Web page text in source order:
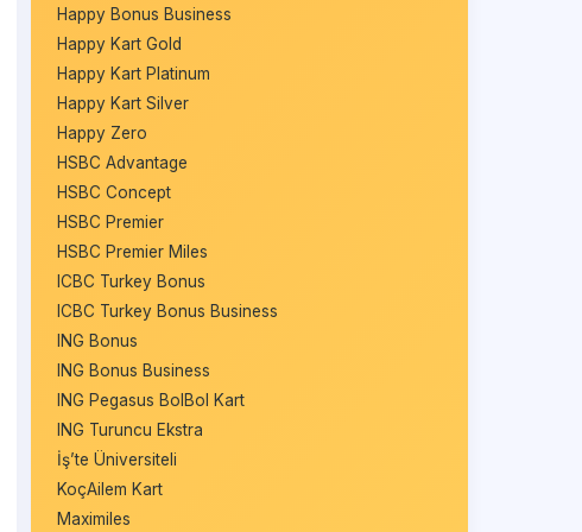
Happy Bonus Business
Happy Kart Gold
Happy Kart Platinum
Happy Kart Silver
Happy Zero
HSBC Advantage
HSBC Concept
HSBC Premier
HSBC Premier Miles
ICBC Turkey Bonus
ICBC Turkey Bonus Business
ING Bonus
ING Bonus Business
ING Pegasus BolBol Kart
ING Turuncu Ekstra
İş’te Üniversiteli
KoçAilem Kart
Maximiles